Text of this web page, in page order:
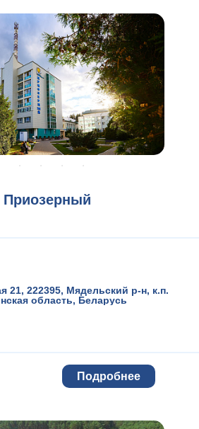
Приозерный
21, 222395, Мядельский р-н, к.п.
область, Беларусь
Подробнее